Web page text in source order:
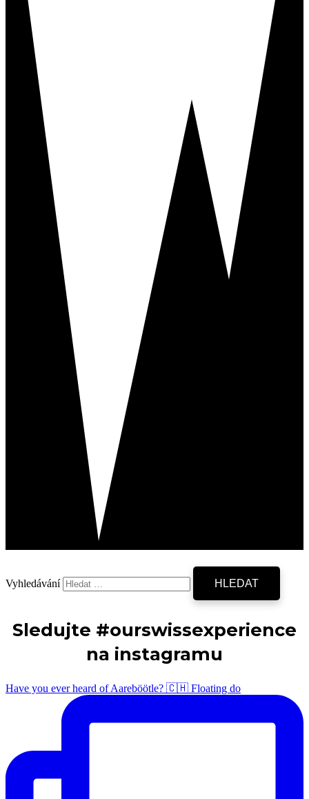
Vyhledávání
Sledujte #ourswissexperience
na instagramu
Have you ever heard of Aareböötle? 🇨🇭 Floating do